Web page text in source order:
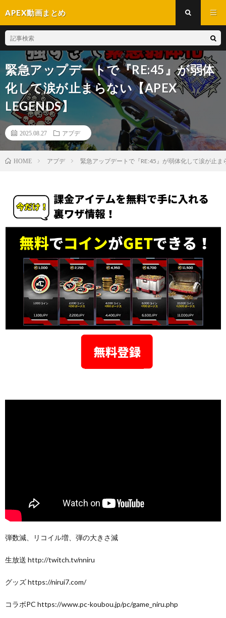
APEX動画まとめ
緊急アップデートで『RE:45』が弱体
化して涙が止まらない【APEX
LEGENDS】
2025.08.27 アプデ
HOME アプデ 緊急アップデートで『RE:45』が弱体化して涙が止ま
弾数減、リコイル増、弾の大きさ減
生放送 http://twitch.tv/nniru
グッズ https://nirui7.com/
コラボPC https://www.pc-koubou.jp/pc/game_niru.php